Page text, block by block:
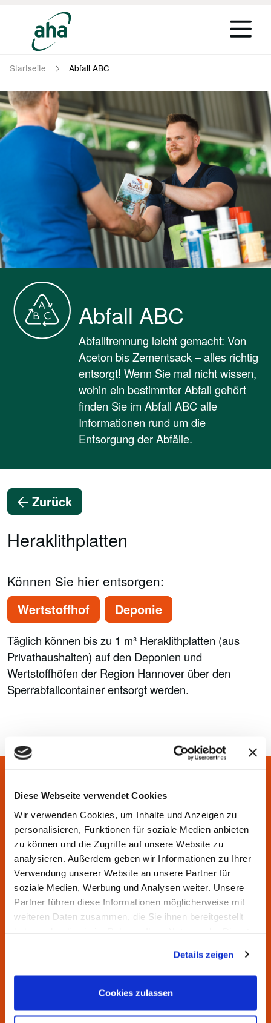
Diese Webseite verwendet Cookies
Wir verwenden Cookies, um Inhalte und Anzeigen zu
personalisieren, Funktionen für soziale Medien anbieten
zu können und die Zugriffe auf unsere Website zu
analysieren. Außerdem geben wir Informationen zu Ihrer
Verwendung unserer Website an unsere Partner für
soziale Medien, Werbung und Analysen weiter. Unsere
Partner führen diese Informationen möglicherweise mit
weiteren Daten zusammen, die Sie ihnen bereitgestellt
Details zeigen
Cookies zulassen
Startseite Abfall ABC
Abfall ABC
Abfalltrennung leicht gemacht: Von
Aceton bis Zementsack – alles richtig
entsorgt! Wenn Sie mal nicht wissen,
wohin ein bestimmter Abfall gehört
finden Sie im Abfall ABC alle
Informationen rund um die
Entsorgung der Abfälle.
Zurück
Heraklithplatten
Können Sie hier entsorgen:
Wertstoffhof Deponie
Täglich können bis zu 1 m³ Heraklithplatten (aus
Privathaushalten) auf den Deponien und
Wertstoffhöfen der Region Hannover über den
Sperrabfallcontainer entsorgt werden.
Sie haben Fragen? Wir helfen
Ihnen gern.
Unsere Servicezeiten:
Montag bis Donnerstag von 7:00 bis 16:30 Uhr
Freitag von 7:00 bis 15:00 Uhr